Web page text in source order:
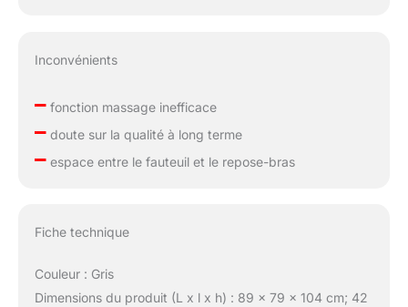
Inconvénients
–fonction massage inefficace
–doute sur la qualité à long terme
–espace entre le fauteuil et le repose-bras
Fiche technique
Couleur : Gris
Dimensions du produit (L x l x h) : 89 x 79 x 104 cm; 42